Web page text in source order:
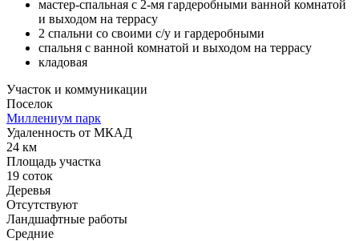
мастер-спальная с 2-мя гардеробными ванной комнатой
и выходом на террасу
2 спальни со своими с/у и гардеробными
спальня с ванной комнатой и выходом на террасу
кладовая
Участок и коммуникации
Поселок
Миллениум парк
Удаленность от МКАД
24 км
Площадь участка
19 соток
Деревья
Отсутствуют
Ландшафтные работы
Средние